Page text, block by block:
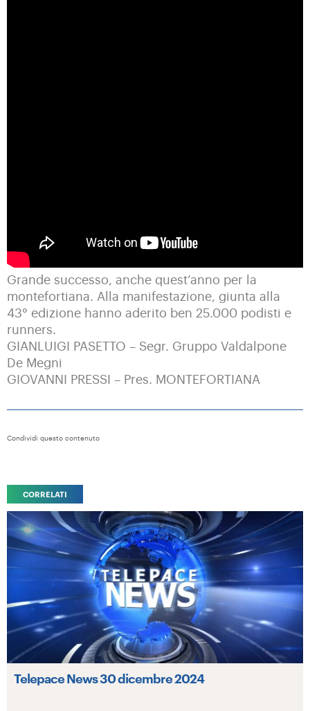
Grande successo, anche quest’anno per la
montefortiana. Alla manifestazione, giunta alla
43° edizione hanno aderito ben 25.000 podisti e
runners.
GIANLUIGI PASETTO – Segr. Gruppo Valdalpone
De Megni
GIOVANNI PRESSI – Pres. MONTEFORTIANA
Condividi questo contenuto
CORRELATI
Telepace News 30 dicembre 2024